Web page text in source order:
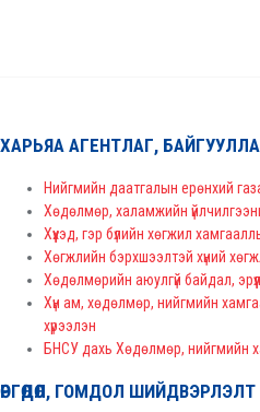
ХАРЬЯА АГЕНТЛАГ,
Нийгмийн даатгалын ерөнхий
Хөдөлмөр, халамжийн
Хүүхэд, гэр бүлийн хөгжил
Хөгжлийн бэрхшээлтэй хүний
Хөдөлмөрийн аюулгүй байдал,
Хүн ам, хөдөлмөр, нийгмийн
хүрээлэн
БНСУ дахь Хөдөлмөр, нийгмийн
ӨРГӨДӨЛ, ГОМДОЛ ШИЙДВЭРЛЭЛТ